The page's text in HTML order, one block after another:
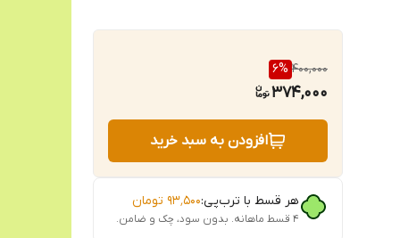
400,000
6%
374,000
افزودن به سبد خرید
هر قسط با ترب‌پی:۹۳٬۵۰۰ تومان
۴ قسط ماهانه. بدون سود، چک و ضامن.